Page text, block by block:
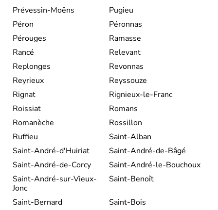
Prévessin-Moëns
Pugieu
Péron
Péronnas
Pérouges
Ramasse
Rancé
Relevant
Replonges
Revonnas
Reyrieux
Reyssouze
Rignat
Rignieux-le-Franc
Roissiat
Romans
Romanèche
Rossillon
Ruffieu
Saint-Alban
Saint-André-d'Huiriat
Saint-André-de-Bâgé
Saint-André-de-Corcy
Saint-André-le-Bouchoux
Saint-André-sur-Vieux-
Jonc
Saint-Benoît
Saint-Bernard
Saint-Bois